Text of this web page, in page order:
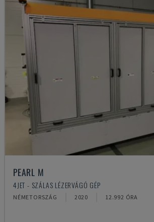
PEARL M
4JET - SZÁLAS LÉZERVÁGÓ GÉP
NÉMETORSZÁG 2020 12.992 ÓRA